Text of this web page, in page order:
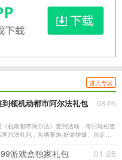
进入专区
到领机动都市阿尔法礼包 08-05
机动都市阿尔法》签到活动，每日轻松签
尔法礼包，焦糖重炮-好游快爆、自走雷
01-28
游戏盒独家礼包